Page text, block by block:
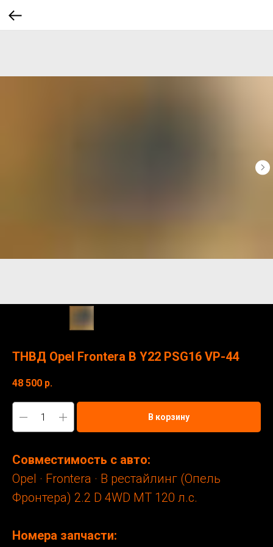
ТНВД Opel Frontera В Y22 PSG16 VP-44
48 500 р.
В корзину
Совместимость с авто:
Opel · Frontera · B рестайлинг (Опель
Фронтера) 2.2 D 4WD MT 120 л.с.
Номера запчасти: